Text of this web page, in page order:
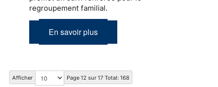
regroupement familial.
En savoir plus
Afficher Page 12 sur 17 Total: 168